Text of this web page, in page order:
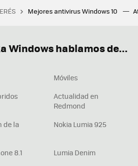
Mejores antivirus Windows 10
Windows hablamos de...
Móviles
Actualidad en
Redmond
de la
Nokia Lumia 925
8.1
Lumia Denim